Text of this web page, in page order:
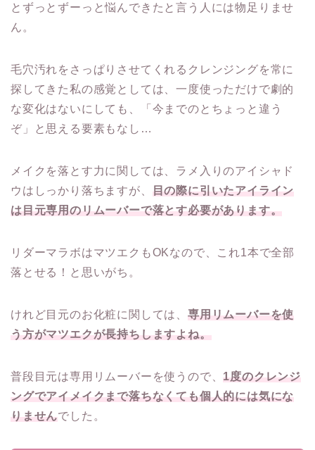
とずっとずーっと悩んできたと言う人には物足りませ
ん。
毛穴汚れをさっぱりさせてくれるクレンジングを常に
探してきた私の感覚としては、一度使っただけで劇的
な変化はないにしても、「今までのとちょっと違う
ぞ」と思える要素もなし…
メイクを落とす力に関しては、ラメ入りのアイシャド
ウはしっかり落ちますが、 目の際に引いたアイライン
は目元専用のリムーバーで落とす必要があります。
リダーマラボはマツエクもOKなので、これ1本で全部
落とせる！と思いがち。
けれど目元のお化粧に関しては、 専用リムーバーを使
う方がマツエクが長持ちしますよね。
普段目元は専用リムーバーを使うので、1度のクレンジ
ングでアイメイクまで落ちなくても個人的には気にな
りませんでした。